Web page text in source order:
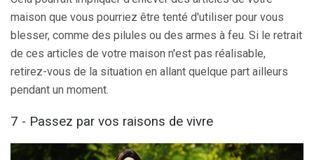
maison que vous pourriez être tenté d'utiliser pour vous
blesser, comme des pilules ou des armes à feu. Si le retrait
de ces articles de votre maison n'est pas réalisable,
retirez-vous de la situation en allant quelque part ailleurs
pendant un moment.
7 - Passez par vos raisons de vivre